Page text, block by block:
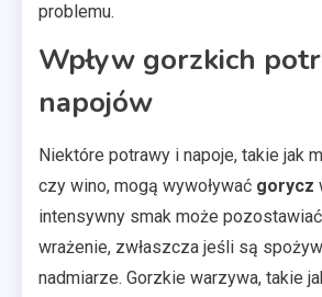
problemu.
Wpływ gorzkich
napojów
Niektóre potrawy i napoje, takie jak
czy wino, mogą wywoływać gorycz
intensywny smak może
wrażenie, zwłaszcza jeśli są
nadmiarze. Gorzkie warzywa, takie